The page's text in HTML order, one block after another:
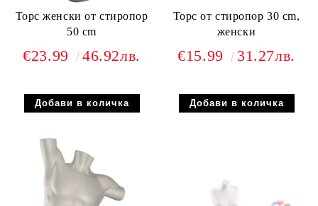
Торс женски от стиропор
50 cm
€23.99 46.92лв.
Торс от стиропор 30 cm,
женски
€15.99 31.27лв.